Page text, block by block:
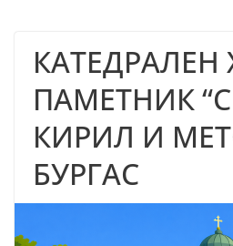
КАТЕДРАЛЕН
ПАМЕТНИК
КИРИЛ И
БУРГАС